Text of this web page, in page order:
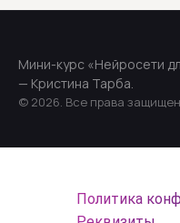
Мини-курс «Нейросети
— Кристина Тарба.
© 2026. Все права
Политика